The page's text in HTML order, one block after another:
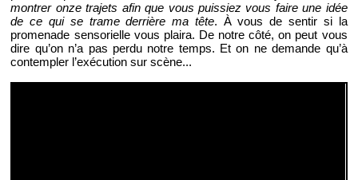
montrer onze trajets afin que vous puissiez vous faire une idée
de ce qui se trame derrière ma tête. À vous de sentir si la
promenade sensorielle vous plaira. De notre côté, on peut vous
dire qu’on n’a pas perdu notre temps. Et on ne demande qu’à
contempler l’exécution sur scène...